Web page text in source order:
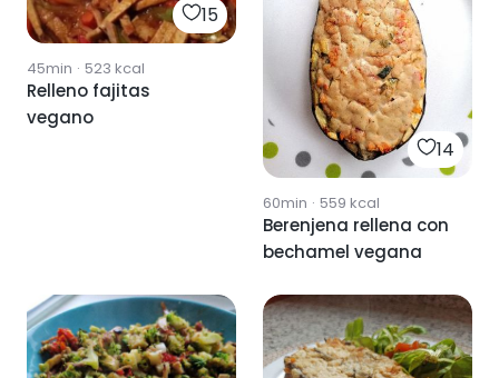
15
45min · 523 kcal
Relleno fajitas
vegano
14
60min · 559 kcal
Berenjena rellena con
bechamel vegana